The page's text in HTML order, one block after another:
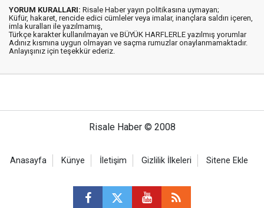
YORUM KURALLARI: Risale Haber yayın politikasına uymayan;
Küfür, hakaret, rencide edici cümleler veya imalar, inançlara saldırı içeren,
imla kuralları ile yazılmamış,
Türkçe karakter kullanılmayan ve BÜYÜK HARFLERLE yazılmış yorumlar
Adınız kısmına uygun olmayan ve saçma rumuzlar onaylanmamaktadır.
Anlayışınız için teşekkür ederiz.
Risale Haber © 2008
Anasayfa Künye İletişim Gizlilik İlkeleri Sitene Ekle